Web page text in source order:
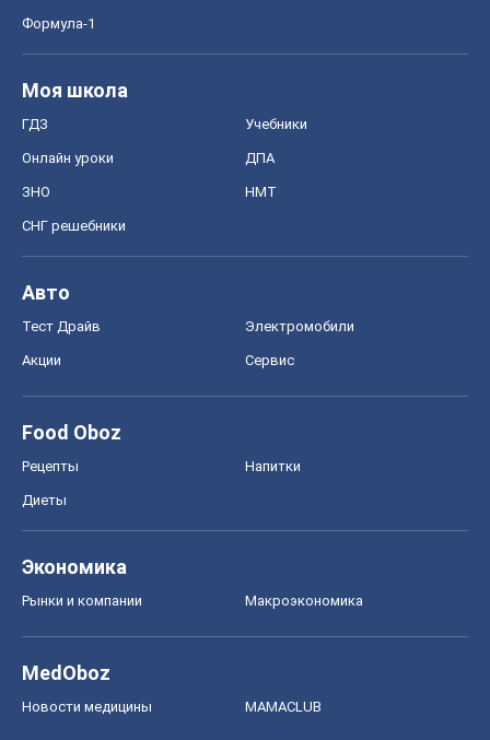
Формула-1
Моя школа
ГДЗ Учебники
Онлайн уроки ДПА
ЗНО НМТ
СНГ решебники
Авто
Тест Драйв Электромобили
Акции Сервис
Food Oboz
Рецепты Напитки
Диеты
Экономика
Рынки и компании Mакроэкономика
MedOboz
Новости медицины MAMACLUB